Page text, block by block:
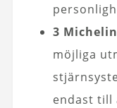
3
möjliga
endast till